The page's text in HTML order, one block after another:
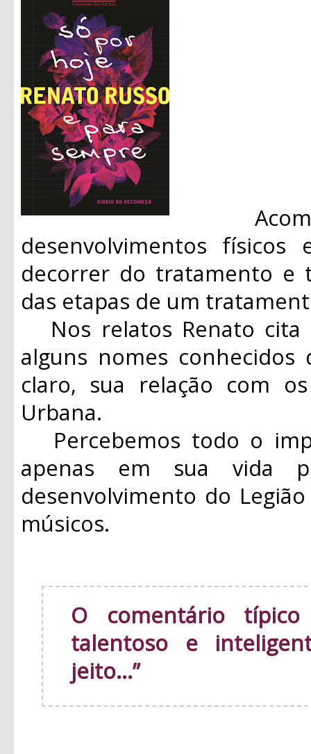
desenvolvimentos
decorrer do tratamento e
das etapas de um
Nos relatos Renato cita
alguns nomes
claro, sua relação com
Urbana.
Percebemos todo o
apenas em sua vida
desenvolvimento do
músicos.
O comentário
talentoso e
jeito...”